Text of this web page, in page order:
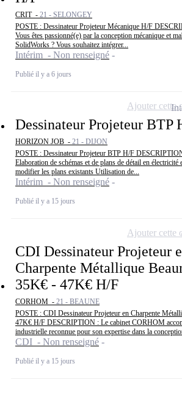
CRIT - 21 - SELONGEY
POSTE : Dessinateur Projeteur Mécanique H/F
Vous êtes passionné(e) par la conception mécanique et
SolidWorks ? Vous souhaitez intégrer...
Intérim - Non renseigné
Publié il y a 6 jours
Dessinateur Projeteur BTP
HORIZON JOB - 21 - DIJON
POSTE : Dessinateur Projeteur BTP H/F
Elaboration de schémas et de plans de détail en
modifier les plans existants Utilisation de...
Intérim - Non renseigné
Publié il y a 15 jours
Ajouter cette
CDI Dessinateur Projeteur
Charpente Métallique
35K€ - 47K€ H/F
CORHOM - 21 - BEAUNE
POSTE : CDI Dessinateur Projeteur en Charpente
47K€ H/F DESCRIPTION : Le cabinet CORHOM
industrielle reconnue pour son expertise dans la
CDI - Non renseigné
Publié il y a 15 jours
Ajouter cette